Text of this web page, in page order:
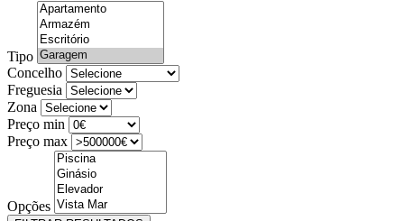
Tipo
Concelho
Freguesia
Zona
Preço min
Preço max
Opções